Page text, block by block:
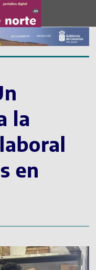
la
en